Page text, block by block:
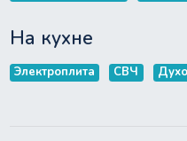
На кухне
Электроплита СВЧ